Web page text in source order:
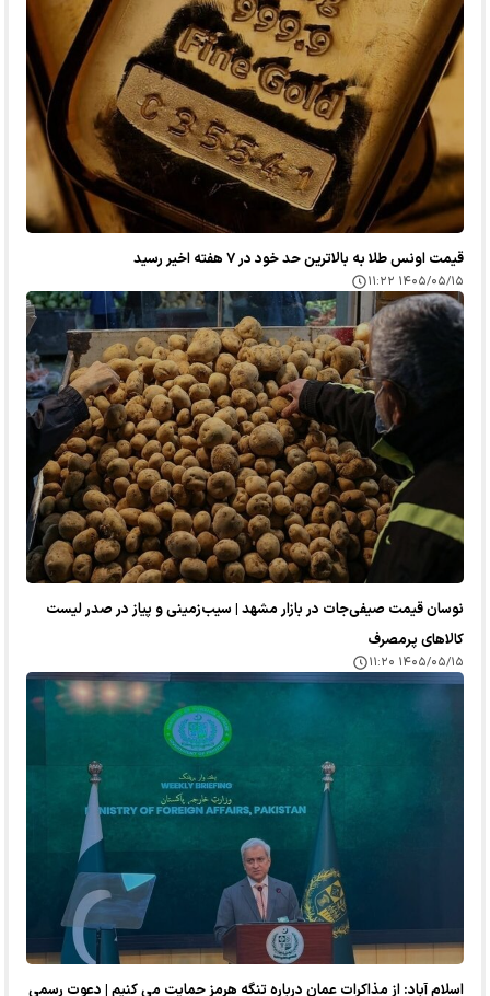
قیمت اونس طلا به بالاترین حد خود در ۷ هفته اخیر رسید
۱۴۰۵/۰۵/۱۵ ۱۱:۲۲
نوسان قیمت صیفی‌جات در بازار مشهد | سیب‌زمینی و پیاز در صدر لیست
کالا‌های پرمصرف
۱۴۰۵/۰۵/۱۵ ۱۱:۲۰
اسلام آباد: از مذاکرات عمان درباره تنگه هرمز حمایت می کنیم | دعوت رسمی